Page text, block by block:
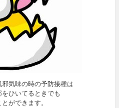
気味の時の予防接種は
ひいてるときでも
ができます。